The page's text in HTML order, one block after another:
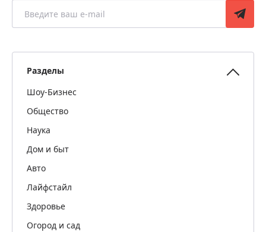
Разделы
Шоу-Бизнес
Общество
Наука
Дом и быт
Авто
Лайфстайл
Здоровье
Огород и сад